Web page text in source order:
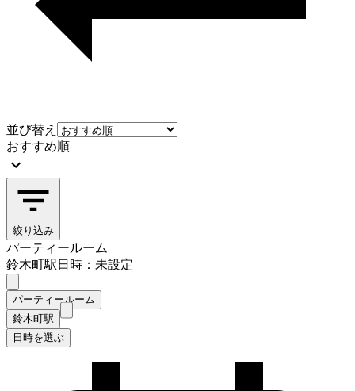
並び替え
おすすめ順
絞り込み
パーティールーム
鈴木町駅日時：未設定
パーティールーム
鈴木町駅
日時を選ぶ